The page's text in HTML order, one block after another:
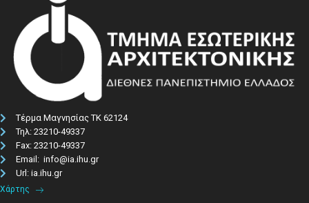
Τέρμα Μαγνησίας ΤΚ 62124
Τηλ: 23210-49337​
Fax: 23210-49337
Email: info@ia.ihu.gr
Url: ia.ihu.gr
Χάρτης